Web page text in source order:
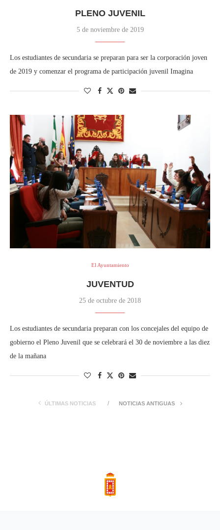
PLENO JUVENIL
5 de noviembre de 2019
Los estudiantes de secundaria se preparan para ser la corporación joven
de 2019 y comenzar el programa de participación juvenil Imagina
El Ayuntamiento
JUVENTUD
25 de octubre de 2018
Los estudiantes de secundaria preparan con los concejales del equipo de
gobierno el Pleno Juvenil que se celebrará el 30 de noviembre a las diez
de la mañana
ÚLTIMAS NOTICIAS NOTICIAS ANTIGUAS